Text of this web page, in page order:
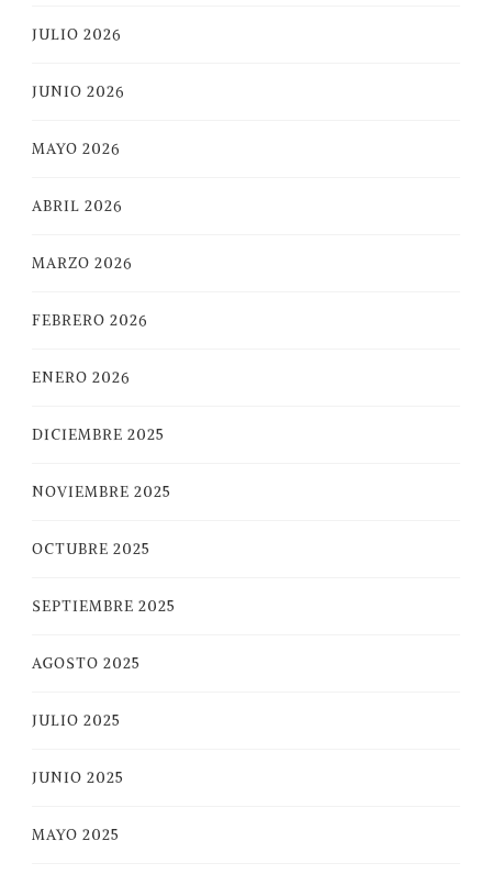
JULIO 2026
JUNIO 2026
MAYO 2026
ABRIL 2026
MARZO 2026
FEBRERO 2026
ENERO 2026
DICIEMBRE 2025
NOVIEMBRE 2025
OCTUBRE 2025
SEPTIEMBRE 2025
AGOSTO 2025
JULIO 2025
JUNIO 2025
MAYO 2025